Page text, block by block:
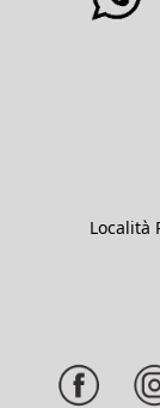
Località